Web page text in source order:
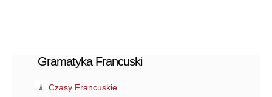
Gramatyka Francuski
Czasy Francuskie